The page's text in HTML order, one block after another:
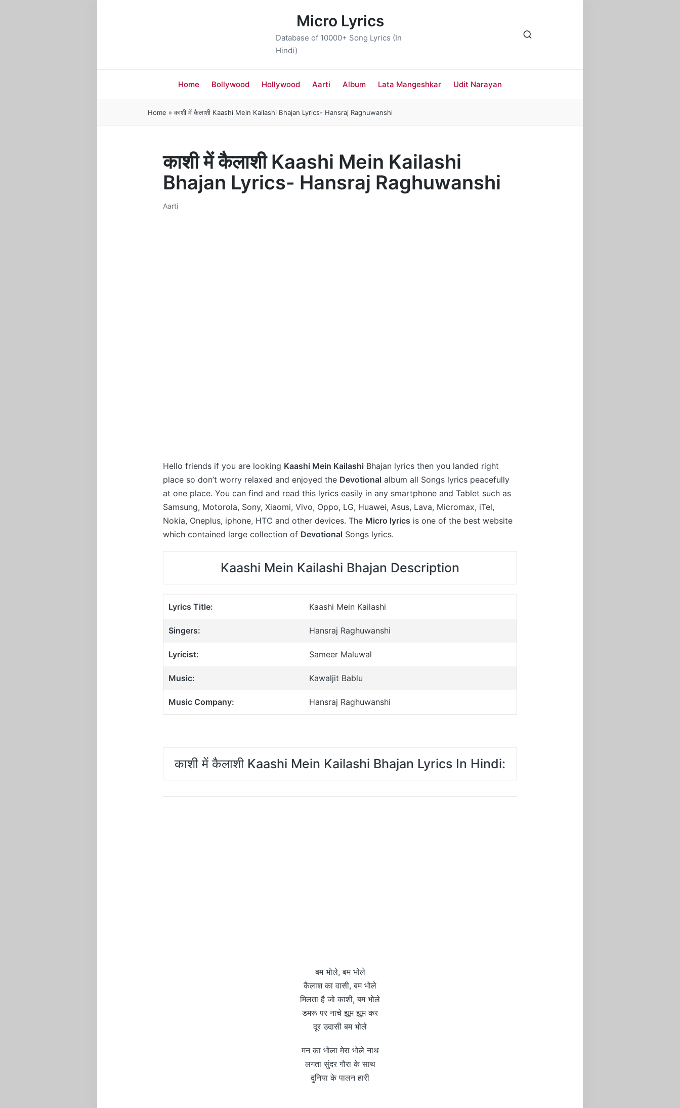
Micro Lyrics
Database of 10000+ Song Lyrics (In
Hindi)
Home Bollywood Hollywood Aarti Album Lata Mangeshkar Udit Narayan
Home »काशी में कैलाशी Kaashi Mein Kailashi Bhajan Lyrics- Hansraj Raghuwanshi
काशी में कैलाशी Kaashi Mein Kailashi
Bhajan Lyrics- Hansraj Raghuwanshi
Posted
Aarti
Hello friends if you are looking Kaashi Mein Kailashi Bhajan lyrics then you landed right
place so don’t worry relaxed and enjoyed the Devotional album all Songs lyrics peacefully
at one place. You can find and read this lyrics easily in any smartphone and Tablet such as
Samsung, Motorola, Sony, Xiaomi, Vivo, Oppo, LG, Huawei, Asus, Lava, Micromax, iTel,
Nokia, Oneplus, iphone, HTC and other devices. The Micro lyrics is one of the best website
which contained large collection of Devotional Songs lyrics.
Kaashi Mein Kailashi Bhajan Description
Lyrics Title: Kaashi Mein Kailashi
Singers: Hansraj Raghuwanshi
Lyricist: Sameer Maluwal
Music: Kawaljit Bablu
Music Company: Hansraj Raghuwanshi
काशी में कैलाशी Kaashi Mein Kailashi Bhajan Lyrics In Hindi:
बम भोले, बम भोले
कैलाश का वासी, बम भोले
मिलता है जो काशी, बम भोले
डमरू पर नाचे झूम झूम कर
दूर उदासी बम भोले
मन का भोला मेरा भोले नाथ
लगता सुंदर गौरा के साथ
दुनिया के पालन हारी